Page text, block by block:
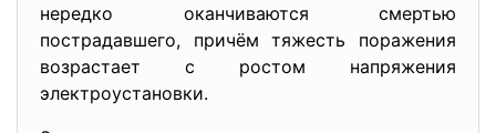
нередко оканчиваются смертью
пострадавшего, причём тяжесть поражения
возрастает с ростом напряжения
электроустановки.